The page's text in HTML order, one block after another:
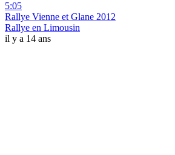
5:05
Rallye Vienne et Glane 2012
Rallye en Limousin
il y a 14 ans